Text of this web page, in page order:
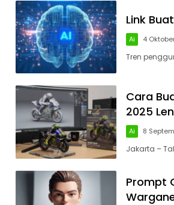
Link
Ai 4
Tren
Cara
2025
Ai 8
Jakarta –
Prompt